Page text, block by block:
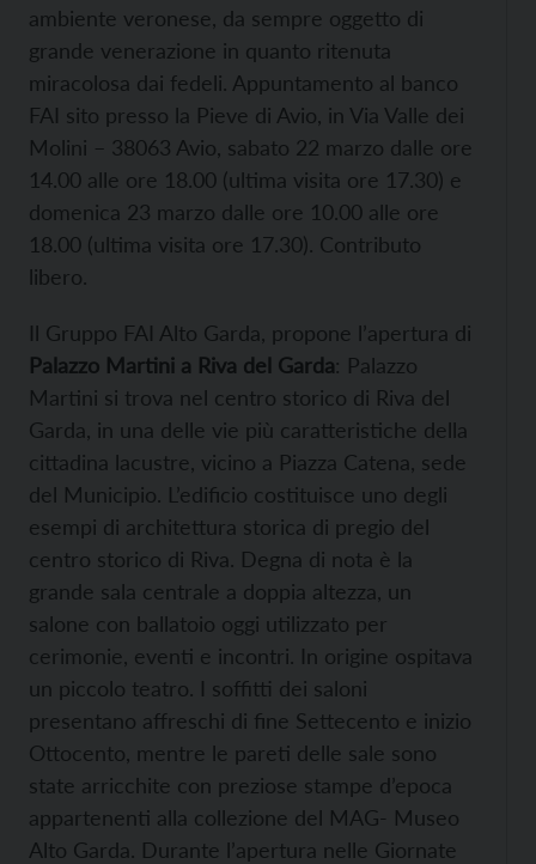
ambiente veronese, da sempre oggetto di
grande venerazione in quanto ritenuta
miracolosa dai fedeli. Appuntamento al banco
FAI sito presso la Pieve di Avio, in Via Valle dei
Molini – 38063 Avio, sabato 22 marzo dalle ore
14.00 alle ore 18.00 (ultima visita ore 17.30) e
domenica 23 marzo dalle ore 10.00 alle ore
18.00 (ultima visita ore 17.30). Contributo
libero.
Il Gruppo FAI Alto Garda, propone l’apertura di
Palazzo Martini a Riva del Garda: Palazzo
Martini si trova nel centro storico di Riva del
Garda, in una delle vie più caratteristiche della
cittadina lacustre, vicino a Piazza Catena, sede
del Municipio. L’edificio costituisce uno degli
esempi di architettura storica di pregio del
centro storico di Riva. Degna di nota è la
grande sala centrale a doppia altezza, un
salone con ballatoio oggi utilizzato per
cerimonie, eventi e incontri. In origine ospitava
un piccolo teatro. I soffitti dei saloni
presentano affreschi di fine Settecento e inizio
Ottocento, mentre le pareti delle sale sono
state arricchite con preziose stampe d’epoca
appartenenti alla collezione del MAG- Museo
Alto Garda. Durante l’apertura nelle Giornate